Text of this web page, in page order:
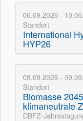
06.09.2026 -
Standort
International
HYP26
08.09.2026 -
Standort
Biomasse
klimaneutrale
DBFZ-